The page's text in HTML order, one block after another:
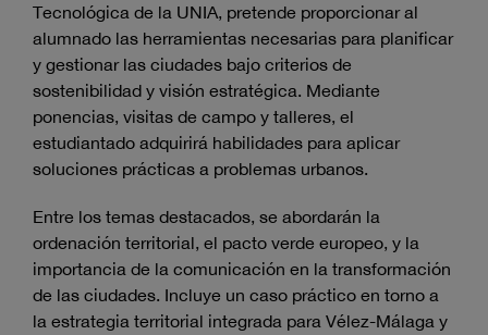
Tecnológica de la UNIA, pretende proporcionar al
alumnado las herramientas necesarias para planificar
y gestionar las ciudades bajo criterios de
sostenibilidad y visión estratégica. Mediante
ponencias, visitas de campo y talleres, el
estudiantado adquirirá habilidades para aplicar
soluciones prácticas a problemas urbanos.
Entre los temas destacados, se abordarán la
ordenación territorial, el pacto verde europeo, y la
importancia de la comunicación en la transformación
de las ciudades. Incluye un caso práctico en torno a
la estrategia territorial integrada para Vélez-Málaga y